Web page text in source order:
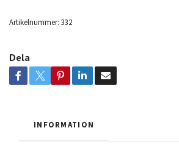
Artikelnummer: 332
Dela
INFORMATION